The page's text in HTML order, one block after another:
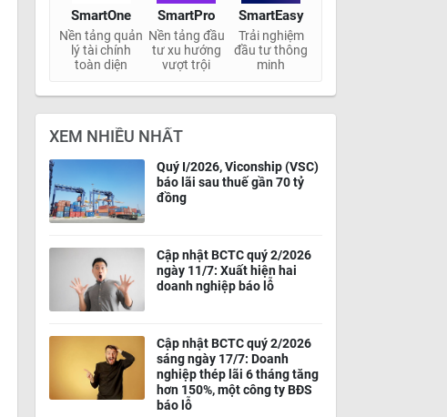
SmartOne SmartPro SmartEasy
Nền tảng quản
lý tài chính
toàn diện
Nền tảng đầu
tư xu hướng
vượt trội
Trải nghiệm
đầu tư thông
minh
XEM NHIỀU NHẤT
Quý I/2026, Viconship (VSC)
báo lãi sau thuế gần 70 tỷ
đồng
Cập nhật BCTC quý 2/2026
ngày 11/7: Xuất hiện hai
doanh nghiệp báo lỗ
Cập nhật BCTC quý 2/2026
sáng ngày 17/7: Doanh
nghiệp thép lãi 6 tháng tăng
hơn 150%, một công ty BĐS
báo lỗ